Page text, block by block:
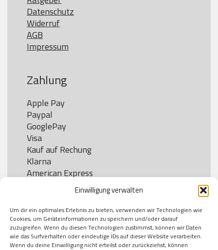
Einwilligung verwalten
Um dir ein optimales Erlebnis zu bieten, verwenden wir Technologien wie
Cookies, um Geräteinformationen zu speichern und/oder darauf
zuzugreifen. Wenn du diesen Technologien zustimmst, können wir Daten
wie das Surfverhalten oder eindeutige IDs auf dieser Website verarbeiten.
Wenn du deine Einwilligung nicht erteilst oder zurückziehst, können
Datenschutz
Widerruf
AGB
Impressum
Zahlung
Apple Pay
Paypal
GooglePay
Visa
Kauf auf Rechung
Klarna
American Express
Versand
DHL